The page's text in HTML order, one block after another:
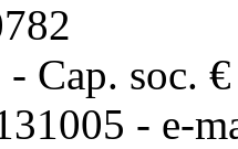
Cap. soc.
- e-